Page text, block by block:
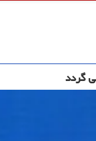
گردد